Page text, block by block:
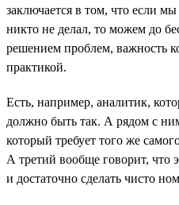
заключается в том, что если
никто не делал, то можем до
решением проблем, важность
практикой.
Есть, например, аналитик,
должно быть так. А рядом с
который требует того же
А третий вообще говорит, что
и достаточно сделать чисто